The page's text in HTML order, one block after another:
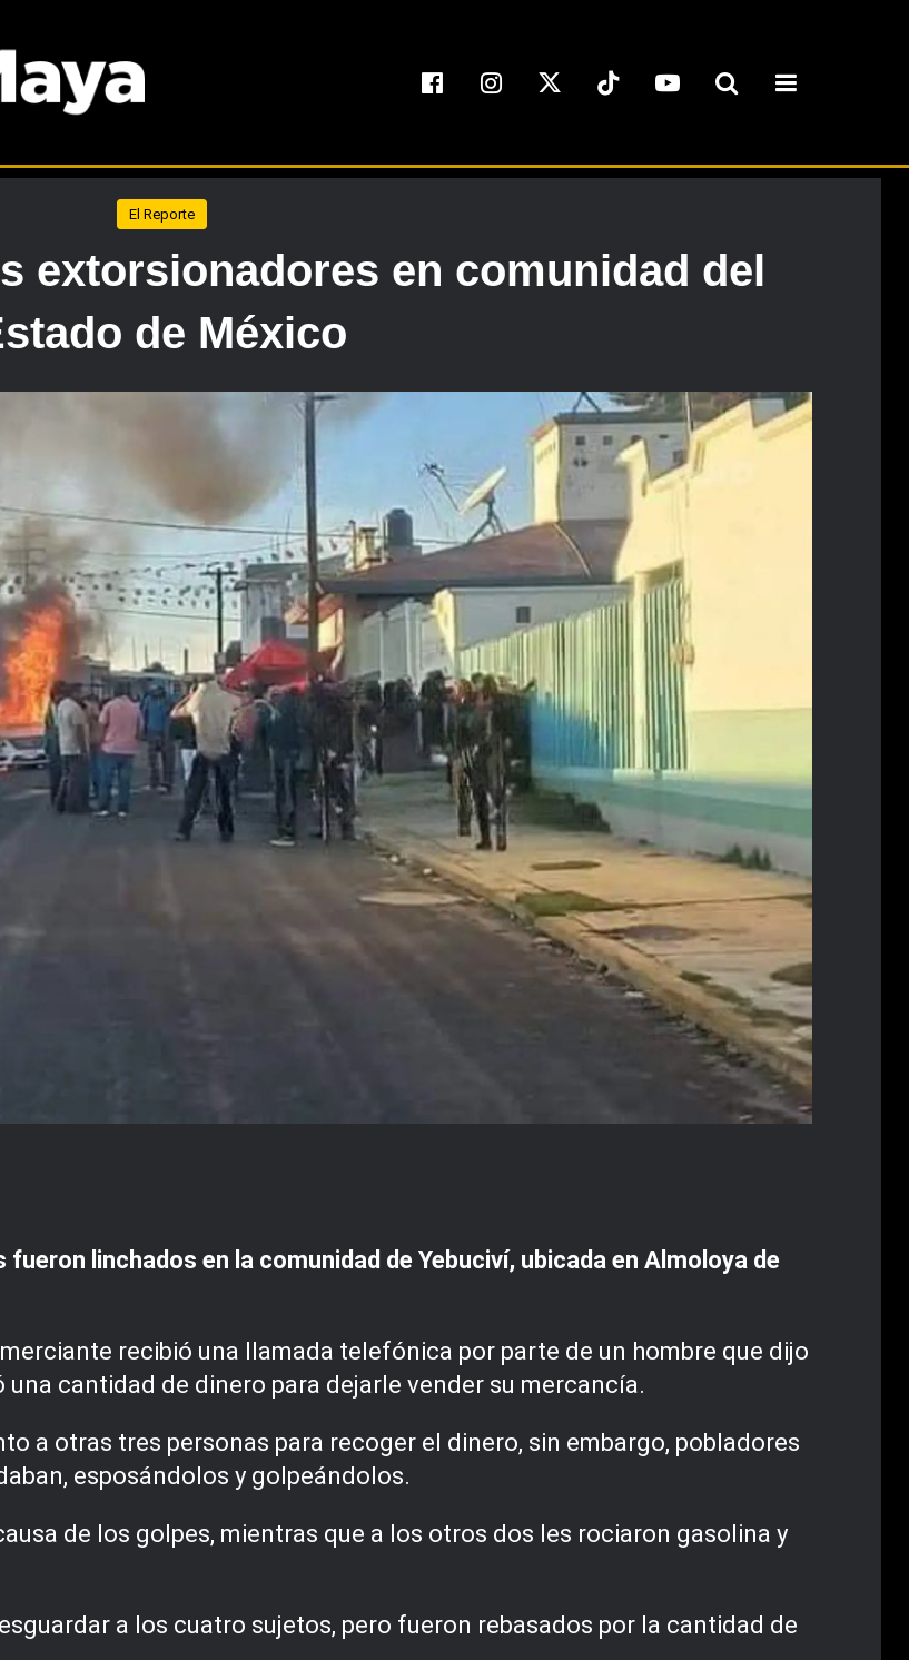
El Reporte
extorsionadores en comunidad del
de México
linchados en la comunidad de Yebuciví, ubicada en Almoloya de
recibió una llamada telefónica por parte de un hombre que dijo
cantidad de dinero para dejarle vender su mercancía.
a otras tres personas para recoger el dinero, sin embargo, pobladores
esposándolos y golpeándolos.
de los golpes, mientras que a los otros dos les rociaron gasolina y
a los cuatro sujetos, pero fueron rebasados por la cantidad de